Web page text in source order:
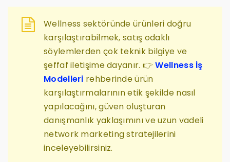
Wellness sektöründe ürünleri doğru
karşılaştırabilmek, satış odaklı
söylemlerden çok teknik bilgiye ve
şeffaf iletişime dayanır. 👉Wellness İş
Modelleri rehberinde ürün
karşılaştırmalarının etik şekilde nasıl
yapılacağını, güven oluşturan
danışmanlık yaklaşımını ve uzun vadeli
network marketing stratejilerini
inceleyebilirsiniz.